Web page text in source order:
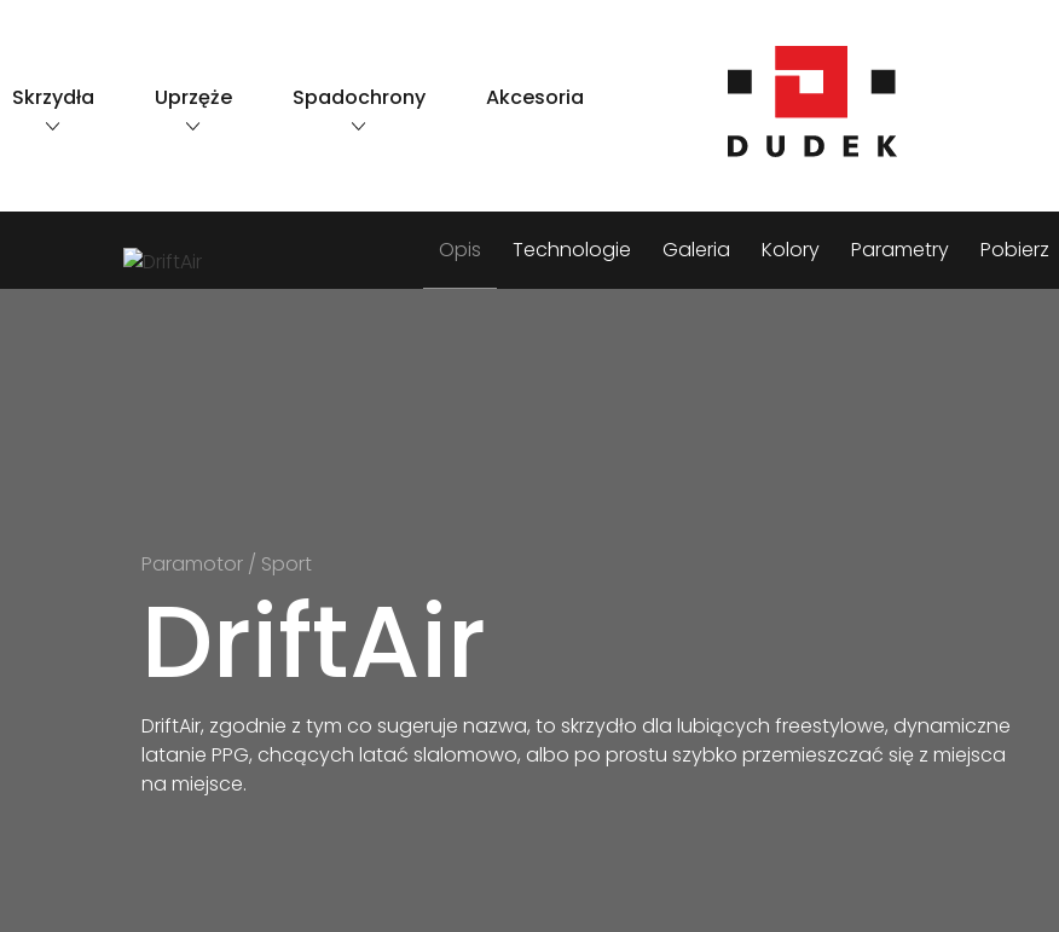
Skrzydła
Uprzęże Spadochrony Akcesoria
Paramotor / Sport
DriftAir
DriftAir, zgodnie z tym co sugeruje nazwa, to skrzydło dla lubiących freestylowe, dynamiczne
latanie PPG, chcących latać slalomowo, albo po prostu szybko przemieszczać się z miejsca
na miejsce.
Opis Technologie Galeria Kolory Parametry Pobierz